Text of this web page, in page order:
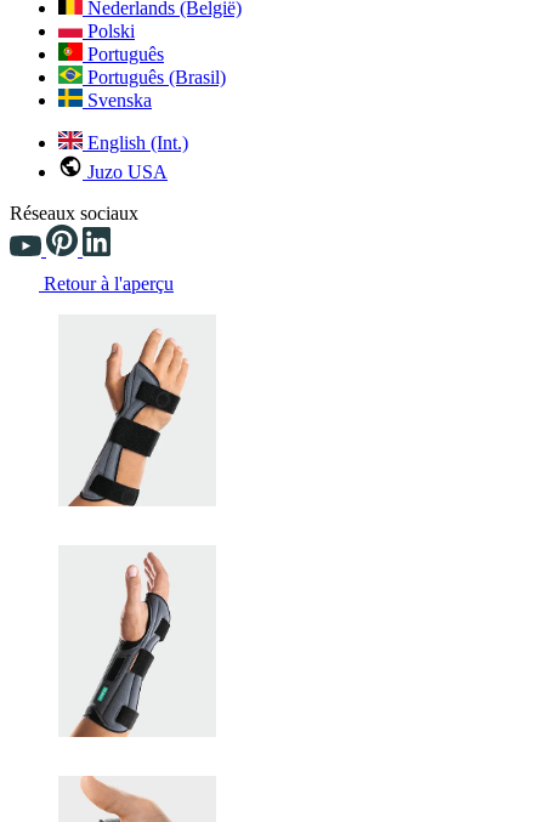
Nederlands (België)
Polski
Português
Português (Brasil)
Svenska
English (Int.)
Juzo USA
Réseaux sociaux
Retour à l'aperçu